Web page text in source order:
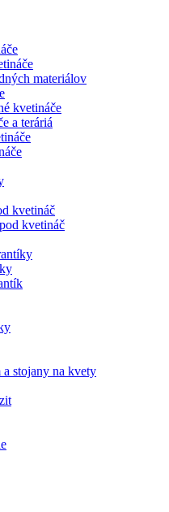
materiálov
kvetináče
a teráriá
kvetináč
kvetináč
stojany na kvety